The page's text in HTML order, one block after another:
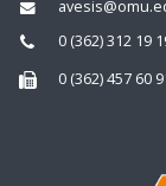
0 (362) 312 19
0 (362) 457 60